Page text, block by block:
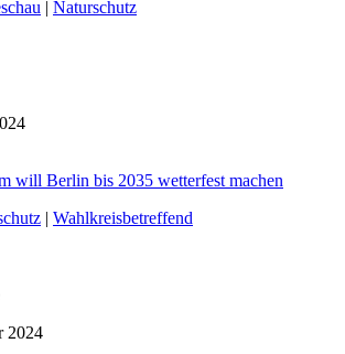
| Naturschutz
will Berlin bis 2035 wetterfest machen
| Wahlkreisbetreffend
2024